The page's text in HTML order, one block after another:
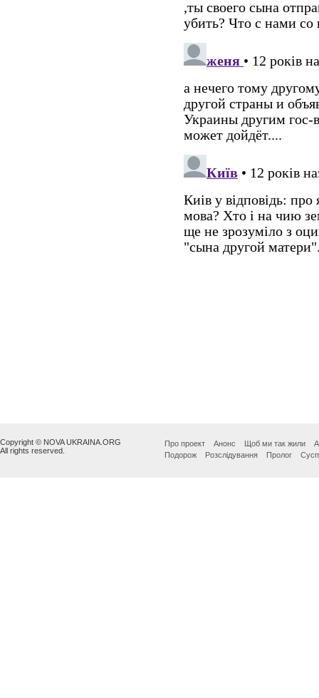
Copyright © NOVA UKRAINA.ORG
All rights reserved.
Про проект Анонс Щоб ми так жили
Подорож
Розслідування Пролог